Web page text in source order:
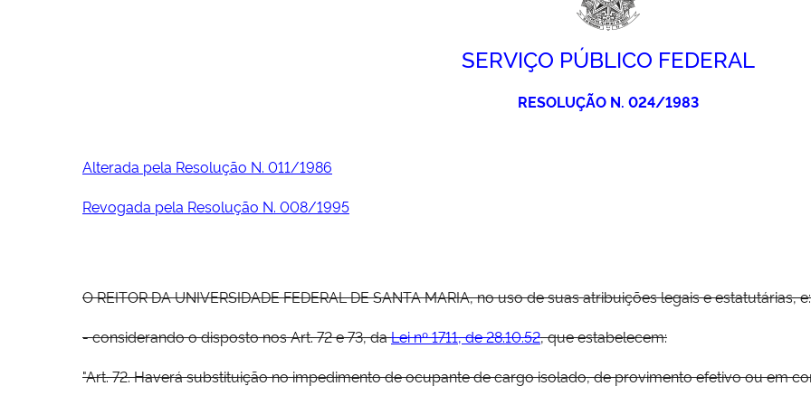
SERVIÇO PÚBLICO FEDERAL
RESOLUÇÃO N. 024/1983
Alterada pela Resolução N. 011/1986
Revogada pela Resolução N. 008/1995
O REITOR DA UNIVERSIDADE FEDERAL DE SANTA MARIA, no uso de suas atribuições legais e estatutárias, e:
- considerando o disposto nos Art. 72 e 73, daLei nº 1711, de 28.10.52, que estabelecem:
"Art. 72. Haverá substituição no impedimento de ocupante de cargo isolado, de provimento efetivo ou em